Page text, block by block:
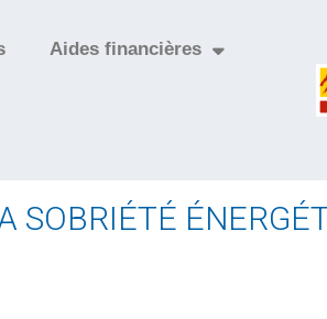
Aides financières
SOBRIÉTÉ